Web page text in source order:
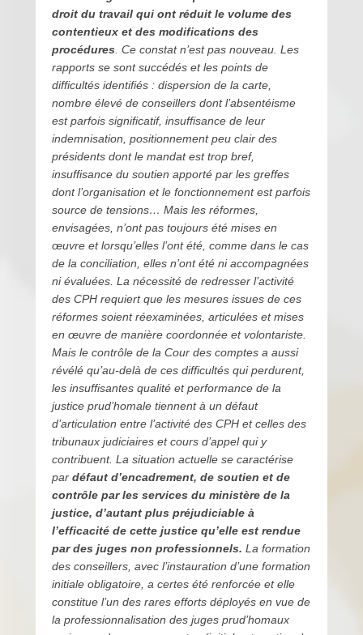
droit du travail qui ont réduit le volume des
contentieux et des modifications des
procédures . Ce constat n’est pas nouveau. Les
rapports se sont succédés et les points de
difficultés identifiés : dispersion de la carte,
nombre élevé de conseillers dont l’absentéisme
est parfois significatif, insuffisance de leur
indemnisation, positionnement peu clair des
présidents dont le mandat est trop bref,
insuffisance du soutien apporté par les greffes
dont l’organisation et le fonctionnement est parfois
source de tensions… Mais les réformes,
envisagées, n’ont pas toujours été mises en
œuvre et lorsqu’elles l’ont été, comme dans le cas
de la conciliation, elles n’ont été ni accompagnées
ni évaluées. La nécessité de redresser l’activité
des CPH requiert que les mesures issues de ces
réformes soient réexaminées, articulées et mises
en œuvre de manière coordonnée et volontariste.
Mais le contrôle de la Cour des comptes a aussi
révélé qu’au-delà de ces difficultés qui perdurent,
les insuffisantes qualité et performance de la
justice prud’homale tiennent à un défaut
d’articulation entre l’activité des CPH et celles des
tribunaux judiciaires et cours d’appel qui y
contribuent. La situation actuelle se caractérise
par défaut d’encadrement, de soutien et de
contrôle par les services du ministère de la
justice, d’autant plus préjudiciable à
l’efficacité de cette justice qu’elle est rendue
par des juges non professionnels. La formation
des conseillers, avec l’instauration d’une formation
initiale obligatoire, a certes été renforcée et elle
constitue l’un des rares efforts déployés en vue de
la professionnalisation des juges prud’homaux